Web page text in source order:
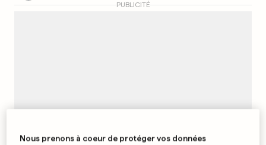
PUBLICITÉ
Nous prenons à coeur de protéger vos données